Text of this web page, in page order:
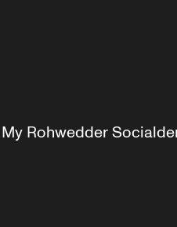
Rohwedder